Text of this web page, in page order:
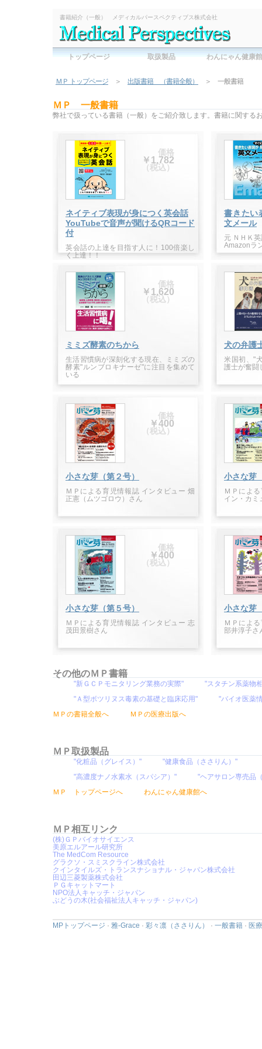
書籍紹介（一般） メディカルパースペクティブス株式会社
トップページ 取扱製品 わんにゃん健康館
ＭＰ トップページ ＞ 出版書籍 （書籍全般） ＞ 一般書籍
ＭＰ 一般書籍
弊社で扱っている書籍（一般）をご紹介致します。書籍に関する
価格
￥1,782
（税込）
ネイティブ表現が身につく英会話
YouTubeで音声が聞けるQRコード
付
英会話の上達を目指す人に！100倍楽し
く上達！！
書きたい
文メール
元 ＮＨＫ
Amazonラ
価格
￥1,620
（税込）
ミミズ酵素のちから
生活習慣病が深刻化する現在、ミミズの
酵素"ルンブロキナーゼ"に注目を集めて
いる
犬の弁護
米国初、"
護士が奮闘
価格
￥400
（税込）
小さな芽（第２号）
ＭＰによる育児情報誌 インタビュー 畑
正憲（ムツゴロウ）さん
小さな芽
ＭＰによ
イン・カミ
価格
￥400
（税込）
小さな芽（第５号）
ＭＰによる育児情報誌 インタビュー 志
茂田景樹さん
小さな芽
ＭＰによ
部井淳子さ
その他のＭＰ書籍
"新ＧＣＰモニタリング業務の実際"
"スタチン系薬物
"Ａ型ボツリヌス毒素の基礎と臨床応用"
"バイオ医薬
ＭＰの書籍全般へ
ＭＰの医療出版へ
ＭＰ取扱製品
"化粧品（グレイス）"
"健康食品（ささりん）"
"高濃度ナノ水素水（スパシア）"
"ヘアサロン専売品
ＭＰ トップページへ
わんにゃん健康館へ
ＭＰ相互リンク
(株)ＧＰバイオサイエンス
美原エルアール研究所
The MedCom Resource
グラクソ・スミスクライン株式会社
クインタイルズ・トランスナショナル・ジャパン株式会社
田辺三菱製薬株式会社
ＰＧキャットマート
NPO法人キャッチ・ジャパン
ぶどうの木(社会福祉法人キャッチ・ジャパン)
MPトップページ · 雅-Grace · 彩々凛（ささりん） · 一般書籍 · 医